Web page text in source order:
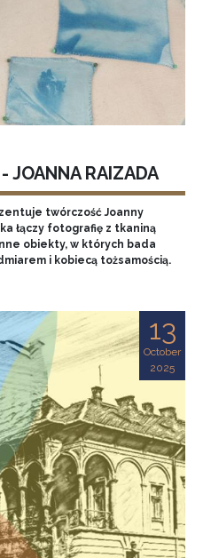
JOANNA RAIZADA
twórczość Joanny
łączy fotografię z tkaniną
obiekty, w których bada
i kobiecą tożsamością.
13
October
2025